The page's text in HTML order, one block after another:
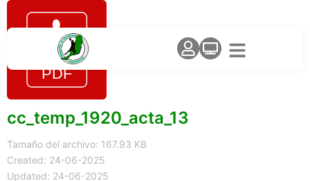
cc_temp_1920_acta_13
Tamaño del archivo: 167.93 KB
Created: 24-06-2025
Updated: 24-06-2025